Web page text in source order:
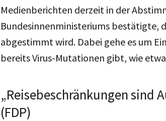
Medienberichten derzeit in der
Bundesinnenministeriums bestätigte,
abgestimmt wird. Dabei gehe es um
bereits Virus-Mutationen gibt, wie
„Reisebeschränkungen sind
(FDP)